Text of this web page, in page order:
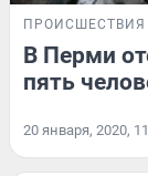
ПРОИСШЕСТВИЯ
В Перми
пять
20 января, 2020,